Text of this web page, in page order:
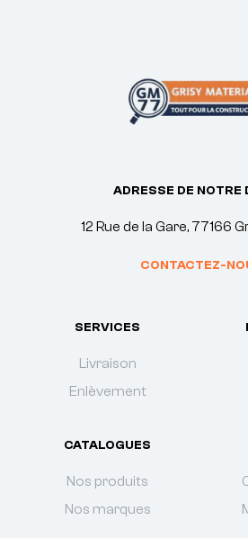
ADRESSE DE NOTRE
12 Rue de la Gare, 77166
CONTACTEZ-
SERVICES
Livraison
Enlèvement
CATALOGUES
Nos produits
Nos marques